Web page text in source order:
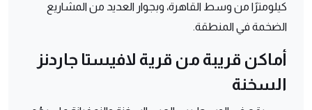
كيلومترًا من وسط القاهرة، وبجوار العديد من المشاريع
الضخمة في المنطقة.
أماكن قريبة من قرية لافيستا جاردنز
السخنة